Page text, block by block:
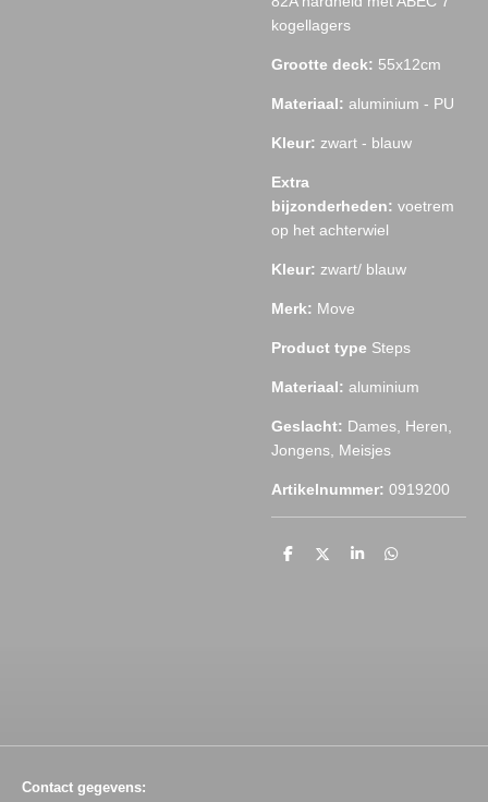
kogellagers
Grootte deck: 55x12cm
Materiaal: aluminium - PU
Kleur: zwart - blauw
Extra
bijzonderheden: voetrem
op het achterwiel
Kleur: zwart/ blauw
Merk: Move
Product type Steps
Materiaal: aluminium
Geslacht: Dames, Heren,
Jongens, Meisjes
Artikelnummer: 0919200
D
D
S
D
Contact gegevens: